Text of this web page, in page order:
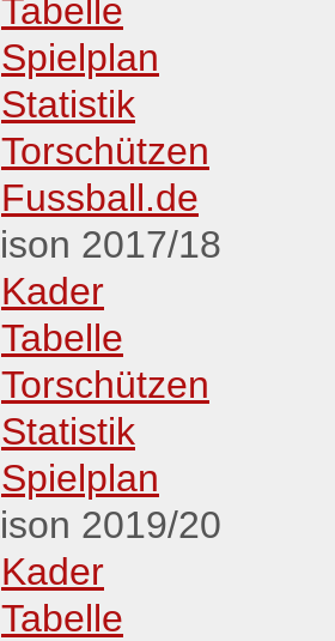
Tabelle
Spielplan
Statistik
Torschützen
Fussball.de
2017/18
Kader
Tabelle
Torschützen
Statistik
Spielplan
2019/20
Kader
Tabelle